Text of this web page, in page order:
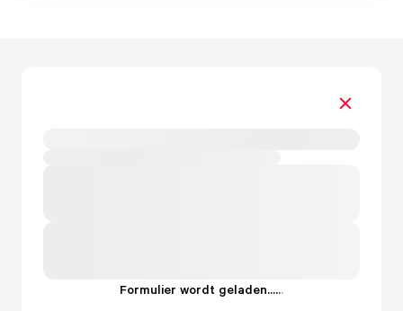
Formulier wordt geladen......